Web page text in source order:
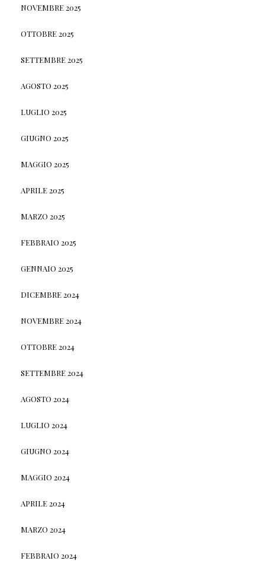
NOVEMBRE 2025
OTTOBRE 2025
SETTEMBRE 2025
AGOSTO 2025
LUGLIO 2025
GIUGNO 2025
MAGGIO 2025
APRILE 2025
MARZO 2025
FEBBRAIO 2025
GENNAIO 2025
DICEMBRE 2024
NOVEMBRE 2024
OTTOBRE 2024
SETTEMBRE 2024
AGOSTO 2024
LUGLIO 2024
GIUGNO 2024
MAGGIO 2024
APRILE 2024
MARZO 2024
FEBBRAIO 2024